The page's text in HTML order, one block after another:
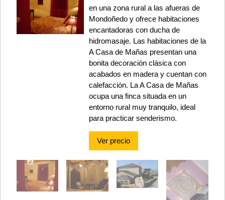
en una zona rural a las afueras de
Mondoñedo y ofrece habitaciones
encantadoras con ducha de
hidromasaje. Las habitaciones de la
A Casa de Mañas presentan una
bonita decoración clásica con
acabados en madera y cuentan con
calefacción. La A Casa de Mañas
ocupa una finca situada en un
entorno rural muy tranquilo, ideal
para practicar senderismo.
Ver precio